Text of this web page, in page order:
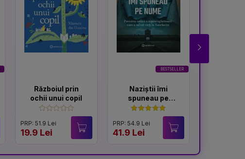
Războiul prin
ochii unui copil
PRP: 51.9 Lei
19.9 Lei
BESTSELLER
Naziștii îmi
spuneau pe
nume
PRP: 54.9 Lei
41.9 Lei